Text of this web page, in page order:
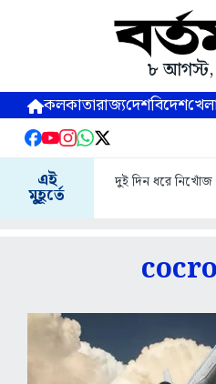
৮
কলকাতারাজ্যদেশবিদেশখেলা
এই
মুহূর্তে
দুই দিন ধরে নিখোঁজ